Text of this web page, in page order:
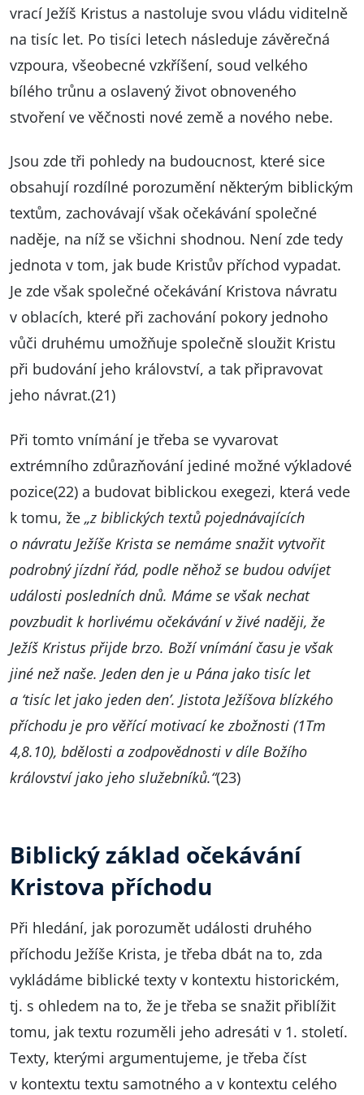
vrací Ježíš Kristus a nastoluje svou vládu viditelně
na tisíc let. Po tisíci letech následuje závěrečná
vzpoura, všeobecné vzkříšení, soud velkého
bílého trůnu a oslavený život obnoveného
stvoření ve věčnosti nové země a nového nebe.
Jsou zde tři pohledy na budoucnost, které sice
obsahují rozdílné porozumění některým biblickým
textům, zachovávají však očekávání společné
naděje, na níž se všichni shodnou. Není zde tedy
jednota v tom, jak bude Kristův příchod vypadat.
Je zde však společné očekávání Kristova návratu
v oblacích, které při zachování pokory jednoho
vůči druhému umožňuje společně sloužit Kristu
při budování jeho království, a tak připravovat
jeho návrat.(21)
Při tomto vnímání je třeba se vyvarovat
extrémního zdůrazňování jediné možné výkladové
pozice(22) a budovat biblickou exegezi, která vede
k tomu, že „z biblických textů pojednávajících
o návratu Ježíše Krista se nemáme snažit vytvořit
podrobný jízdní řád, podle něhož se budou odvíjet
události posledních dnů. Máme se však nechat
povzbudit k horlivému očekávání v živé naději, že
Ježíš Kristus přijde brzo. Boží vnímání času je však
jiné než naše. Jeden den je u Pána jako tisíc let
a ‘tisíc let jako jeden den’. Jistota Ježíšova blízkého
příchodu je pro věřící motivací ke zbožnosti (1Tm
4,8.10), bdělosti a zodpovědnosti v díle Božího
království jako jeho služebníků.“(23)
Biblický základ očekávání
Kristova příchodu
Při hledání, jak porozumět události druhého
příchodu Ježíše Krista, je třeba dbát na to, zda
vykládáme biblické texty v kontextu historickém,
tj. s ohledem na to, že je třeba se snažit přiblížit
tomu, jak textu rozuměli jeho adresáti v 1. století.
Texty, kterými argumentujeme, je třeba číst
v kontextu textu samotného a v kontextu celého